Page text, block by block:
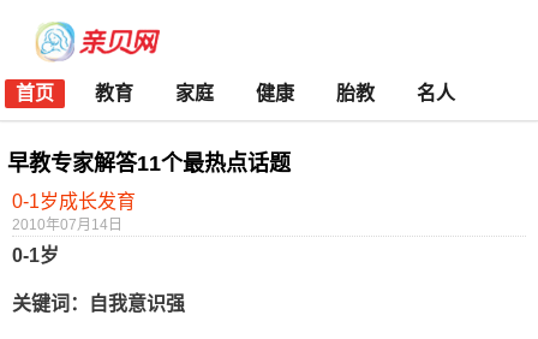
首页 教育 家庭 健康 胎教 名人
早教专家解答11个最热点话题
0-1岁成长发育
2010年07月14日
0-1岁
关键词：自我意识强